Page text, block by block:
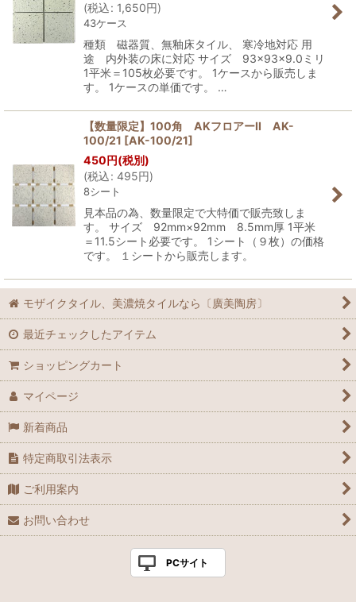
(税込: 1,650円)
43ケース
種類 磁器質、無釉床タイル、 寒冷地対応 用
途 内外装の床に対応 サイズ 93×93×9.0ミリ
1平米＝105枚必要です。 1ケースから販売しま
す。 1ケースの単価です。 …
【数量限定】100角 AKフロアーII AK-
100/21 [AK-100/21]
450円(税別)
(税込: 495円)
8シート
見本品の為、数量限定で大特価で販売致しま
す。 サイズ 92mm×92mm 8.5mm厚 1平米
＝11.5シート必要です。 1シート（９枚）の価格
です。 １シートから販売します。
モザイクタイル、美濃焼タイルなら〔廣美陶房〕
最近チェックしたアイテム
ショッピングカート
マイページ
新着商品
特定商取引法表示
ご利用案内
お問い合わせ
PCサイト